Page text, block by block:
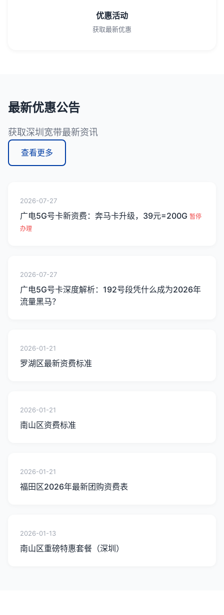
优惠活动
获取最新优惠
最新优惠公告
获取深圳宽带最新资讯
查看更多
2026-07-27
广电5G号卡新资费：奔马卡升级，39元=200G 暂停
办理
2026-07-27
广电5G号卡深度解析：192号段凭什么成为2026年
流量黑马？
2026-01-21
罗湖区最新资费标准
2026-01-21
南山区资费标准
2026-01-21
福田区2026年最新团购资费表
2026-01-13
南山区重磅特惠套餐（深圳）